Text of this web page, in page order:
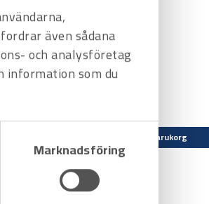
även sådana
och analysföretag
information som du
Marknadsföring
Varukorg